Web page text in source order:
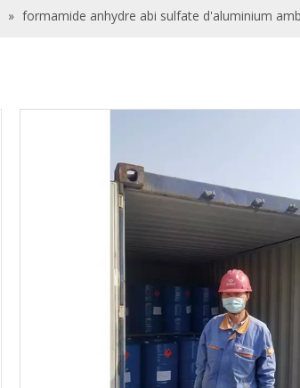
» formamide anhydre abi sulfate d'aluminium